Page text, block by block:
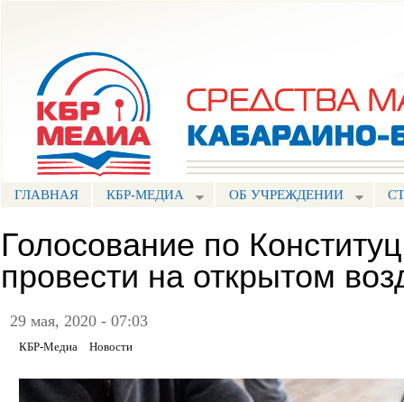
ГЛАВНАЯ КБР-МЕДИА ОБ УЧРЕЖДЕНИИ
Голосование по
провести на открытом
29 мая, 2020 - 07:03
КБР-Медиа Новости